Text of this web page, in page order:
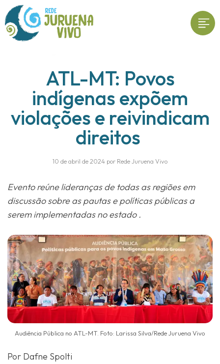
ATL-MT: Povos
indígenas expõem
violações e reivindicam
direitos
10 de abril de 2024 por Rede Juruena Vivo
Evento reúne lideranças de todas as regiões em
discussão sobre as pautas e políticas públicas a
serem implementadas no estado .
Audiência Pública no ATL-MT. Foto: Larissa Silva/Rede Juruena Vivo
Por Dafne Spolti